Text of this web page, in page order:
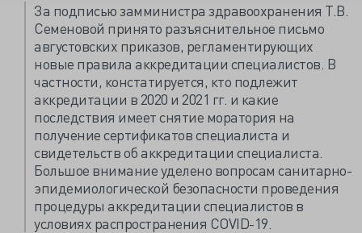
За подписью замминистра здравоохранения Т.В.
Семеновой принято разъяснительное письмо
августовских приказов, регламентирующих
новые правила аккредитации специалистов. В
частности, констатируется, кто подлежит
аккредитации в 2020 и 2021 гг. и какие
последствия имеет снятие моратория на
получение сертификатов специалиста и
свидетельств об аккредитации специалиста.
Большое внимание уделено вопросам санитарно-
эпидемиологической безопасности проведения
процедуры аккредитации специалистов в
условиях распространения COVID-19.